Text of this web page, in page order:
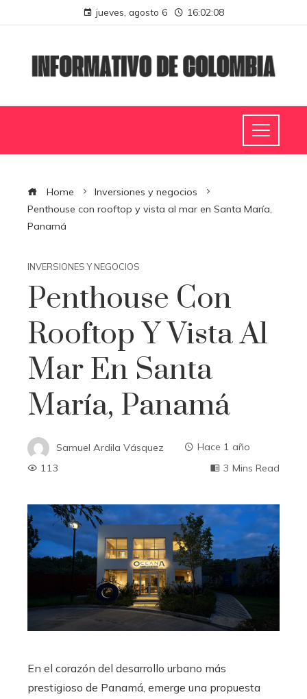
jueves, agosto 6 16:02:09
Home
Inversiones y negocios
Penthouse con rooftop y vista al mar en Santa María,
Panamá
INVERSIONES Y NEGOCIOS
Penthouse Con
Rooftop Y Vista Al
Mar En Santa
María, Panamá
Samuel Ardila Vásquez
Hace 1 año
113
3 Mins Read
En el corazón del desarrollo urbano más
prestigioso de Panamá, emerge una propuesta